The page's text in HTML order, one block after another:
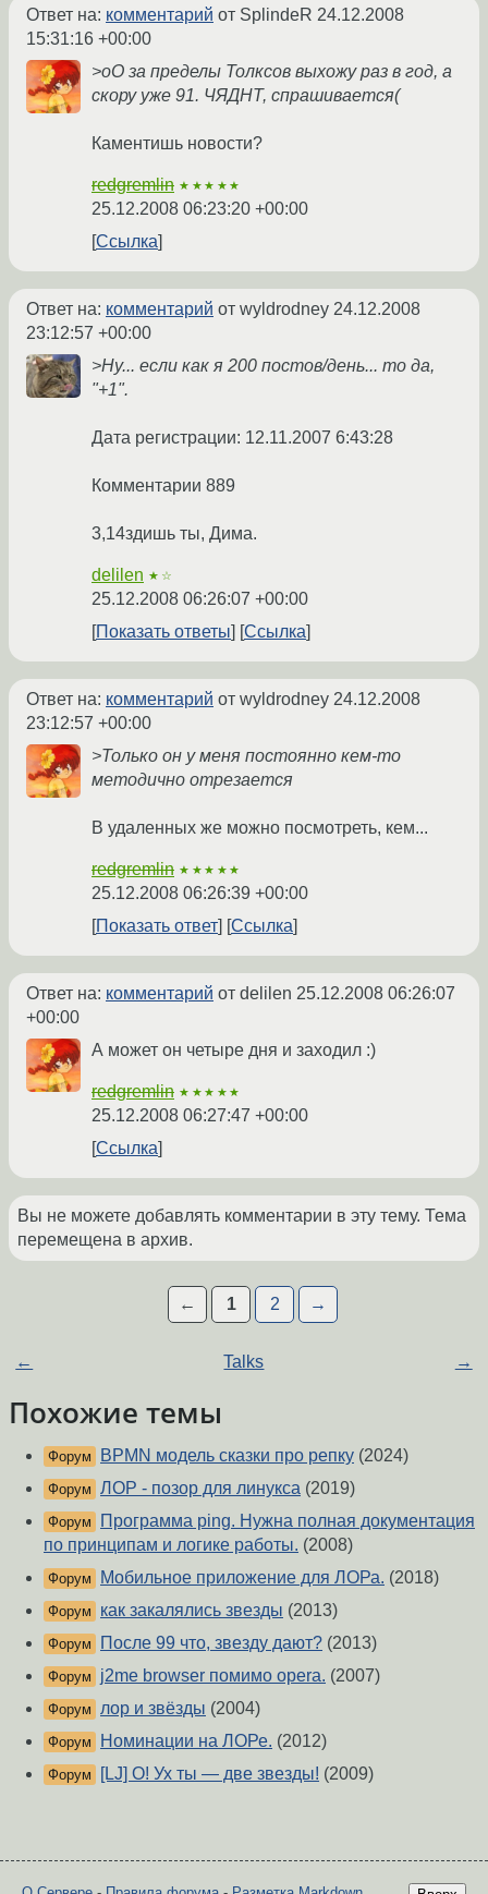
Ответ на: комментарий от SplindeR 24.12.2008
15:31:16 +00:00
>оО за пределы Толксов выхожу раз в год, а
скору уже 91. ЧЯДНТ, спрашивается(
Каментишь новости?
redgremlin ★★★★★
25.12.2008 06:23:20 +00:00
Ссылка
Ответ на: комментарий от wyldrodney 24.12.2008
23:12:57 +00:00
>Ну... если как я 200 постов/день... то да,
"+1".
Дата регистрации: 12.11.2007 6:43:28
Комментарии 889
3,14здишь ты, Дима.
delilen ★☆
25.12.2008 06:26:07 +00:00
Показать ответы
Ссылка
Ответ на: комментарий от wyldrodney 24.12.2008
23:12:57 +00:00
>Только он у меня постоянно кем-то
методично отрезается
В удаленных же можно посмотреть, кем...
redgremlin ★★★★★
25.12.2008 06:26:39 +00:00
Показать ответ
Ссылка
Ответ на: комментарий от delilen 25.12.2008 06:26:07
+00:00
А может он четыре дня и заходил :)
redgremlin ★★★★★
25.12.2008 06:27:47 +00:00
Ссылка
Вы не можете добавлять комментарии в эту тему. Тема
перемещена в архив.
← 1 2 →
← Talks →
Похожие темы
Форум BPMN модель сказки про репку (2024)
Форум ЛОР - позор для линукса (2019)
Форум
Программа ping. Нужна полная документация
по принципам и логике работы. (2008)
Форум Мобильное приложение для ЛОРа. (2018)
Форум как закалялись звезды (2013)
Форум После 99 что, звезду дают? (2013)
Форум j2me browser помимо opera. (2007)
Форум лор и звёзды (2004)
Форум Номинации на ЛОРе. (2012)
Форум [LJ] О! Ух ты — две звезды! (2009)